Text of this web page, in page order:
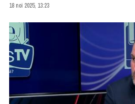
18 noi 2025, 13:23